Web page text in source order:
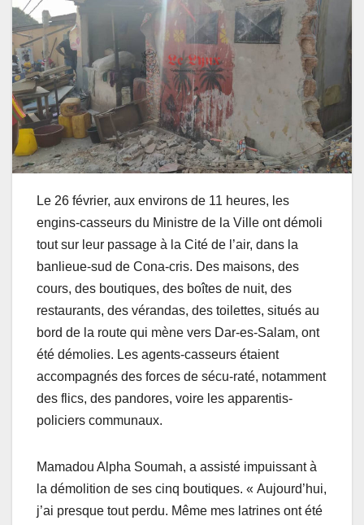
Le 26 février, aux environs de 11 heures, les
engins-casseurs du Ministre de la Ville ont démoli
tout sur leur passage à la Cité de l’air, dans la
banlieue-sud de Cona-cris. Des maisons, des
cours, des boutiques, des boîtes de nuit, des
restaurants, des vérandas, des toilettes, situés au
bord de la route qui mène vers Dar-es-Salam, ont
été démolies. Les agents-casseurs étaient
accompagnés des forces de sécu-raté, notamment
des flics, des pandores, voire les apparentis-
policiers communaux.
Mamadou Alpha Soumah, a assisté impuissant à
la démolition de ses cinq boutiques. « Aujourd’hui,
j’ai presque tout perdu. Même mes latrines ont été